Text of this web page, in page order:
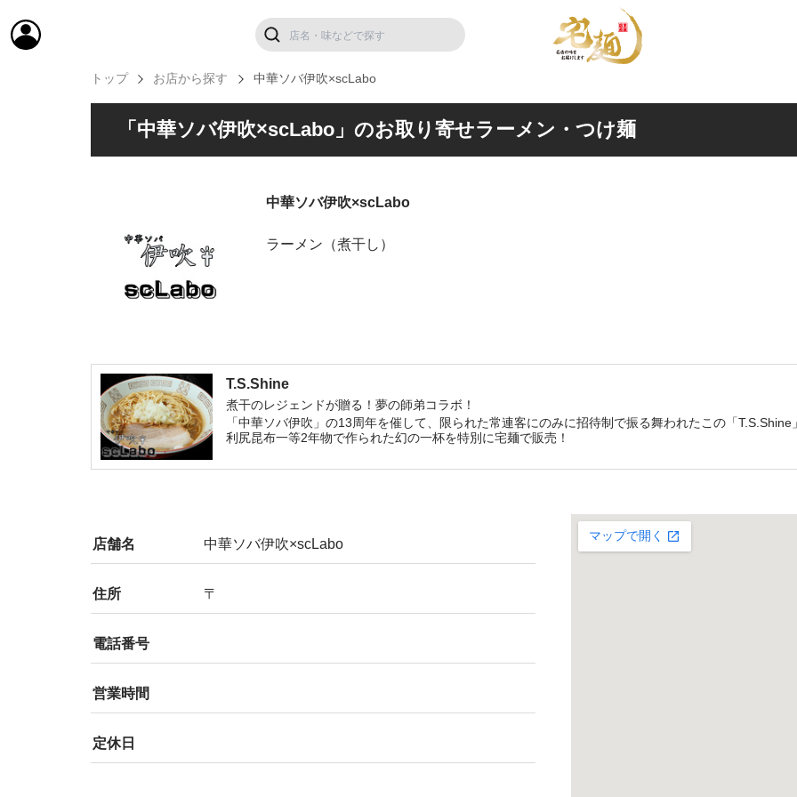
トップ お店から探す 中華ソバ伊吹×scLabo
「中華ソバ伊吹×scLabo」のお取り寄せラーメン・つけ麺
中華ソバ伊吹×scLabo
ラーメン（煮干し）
T.S.Shine
煮干のレジェンドが贈る！夢の師弟コラボ！
「中華ソバ伊吹」の13周年を催して、限られた常連客にのみに招待制で振る舞われたこの「
利尻昆布一等2年物で作られた幻の一杯を特別に宅麺で販売！
店舗名 中華ソバ伊吹×scLabo
住所 〒
電話番号
営業時間
定休日